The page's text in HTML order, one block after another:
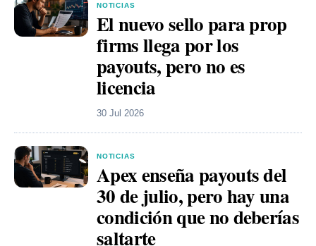
NOTICIAS
El nuevo sello para prop
firms llega por los
payouts, pero no es
licencia
30 Jul 2026
NOTICIAS
Apex enseña payouts del
30 de julio, pero hay una
condición que no deberías
saltarte